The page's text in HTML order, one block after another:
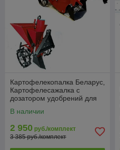
Картофелекопалка Беларус,
Картофелесажалка с
дозатором удобрений для
132, 152
В наличии
2 950 руб./комплект
3 385 руб./комплект